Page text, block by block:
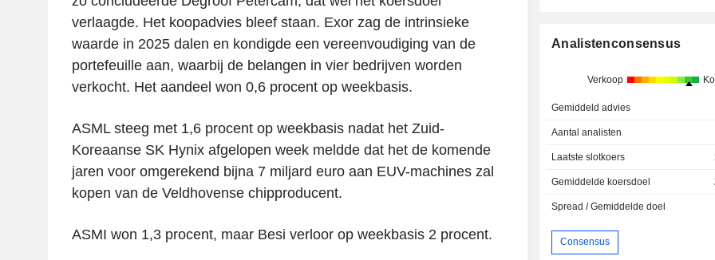
verlaagde. Het koopadvies bleef staan. Exor zag de intrinsieke
waarde in 2025 dalen en kondigde een vereenvoudiging van de
portefeuille aan, waarbij de belangen in vier bedrijven worden
verkocht. Het aandeel won 0,6 procent op weekbasis.
ASML steeg met 1,6 procent op weekbasis nadat het Zuid-
Koreaanse SK Hynix afgelopen week meldde dat het de komende
jaren voor omgerekend bijna 7 miljard euro aan EUV-machines zal
kopen van de Veldhovense chipproducent.
ASMI won 1,3 procent, maar Besi verloor op weekbasis 2 procent.
Analistenconsensus
Verkoop
Gemiddeld advies
Aantal analisten
Laatste slotkoers
Gemiddelde koersdoel
Spread / Gemiddelde doel
Consensus